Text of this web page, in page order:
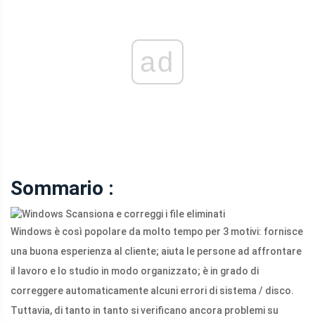
ad
Sommario :
Windows è così popolare da molto tempo per 3 motivi: fornisce
una buona esperienza al cliente; aiuta le persone ad affrontare
il lavoro e lo studio in modo organizzato; è in grado di
correggere automaticamente alcuni errori di sistema / disco.
Tuttavia, di tanto in tanto si verificano ancora problemi su